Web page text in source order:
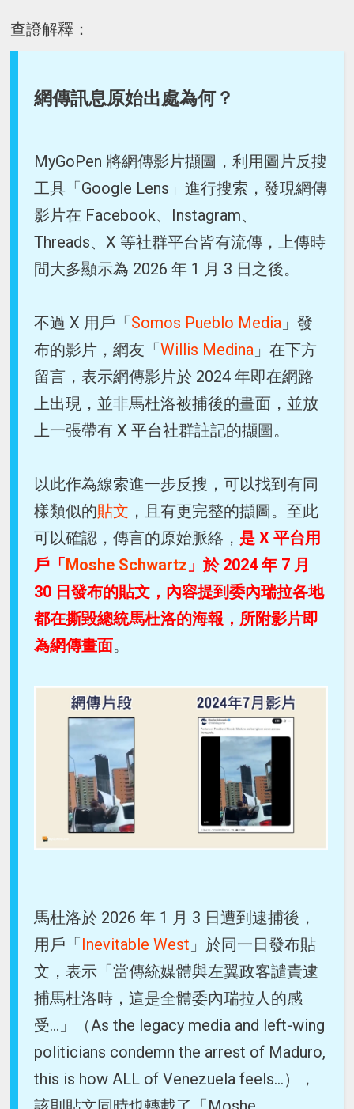
查證解釋：
網傳訊息原始出處為何？
MyGoPen 將網傳影片擷圖，利用圖片反搜
工具「Google Lens」進行搜索，發現網傳
影片在 Facebook、Instagram、
Threads、X 等社群平台皆有流傳，上傳時
間大多顯示為 2026 年 1 月 3 日之後。
不過 X 用戶「Somos Pueblo Media 」發
布的影片，網友「Willis Medina 」在下方
留言，表示網傳影片於 2024 年即在網路
上出現，並非馬杜洛被捕後的畫面，並放
上一張帶有 X 平台社群註記的擷圖。
以此作為線索進一步反搜，可以找到有同
樣類似的貼文 ，且有更完整的擷圖。至此
可以確認，傳言的原始脈絡， 是 X 平台用
戶「Moshe Schwartz 」於 2024 年 7 月
30 日發布的貼文，內容提到委內瑞拉各地
都在撕毀總統馬杜洛的海報，所附影片即
為網傳畫面。
馬杜洛於 2026 年 1 月 3 日遭到逮捕後，
用戶「Inevitable West 」於同一日發布貼
文，表示「當傳統媒體與左翼政客譴責逮
捕馬杜洛時，這是全體委內瑞拉人的感
受...」（As the legacy media and left-wing
politicians condemn the arrest of Maduro,
this is how ALL of Venezuela feels…），